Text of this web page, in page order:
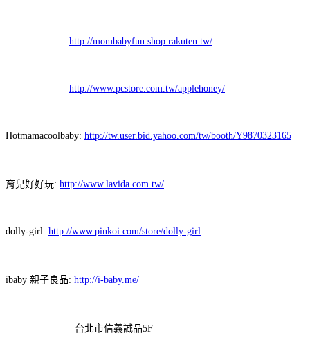
http://mombabyfun.shop.rakuten.tw/
http://www.pcstore.com.tw/applehoney/
Hotmamacoolbaby: http://tw.user.bid.yahoo.com/tw/booth/Y9870323165
育兒好好玩: http://www.lavida.com.tw/
dolly-girl: http://www.pinkoi.com/store/dolly-girl
ibaby 親子良品: http://i-baby.me/
台北市信義誠品5F